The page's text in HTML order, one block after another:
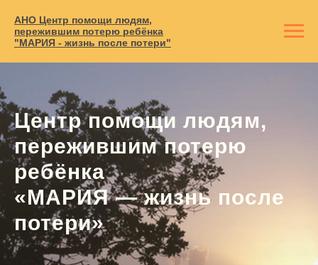
АНО Центр помощи людям,
пережившим потерю ребёнка
"МАРИЯ - жизнь после потери"
Центр помощи людям,
пережившим потерю
ребёнка
«МАРИЯ — жизнь после
потери»